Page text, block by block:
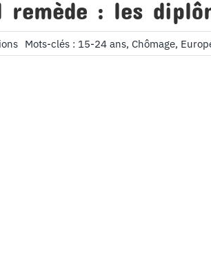
remède : les
Mots-clés : 15-24 ans, Chômage,